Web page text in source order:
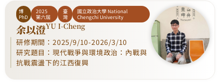
博
PhD
2025
第六屆
臺
灣
國立政治大學 National
Chengchi University
余以澄YU I-Cheng
研修期間：2025/9/10-2026/3/10
研究題目：現代戰爭與環境政治：內戰與
抗戰震盪下的江西復興